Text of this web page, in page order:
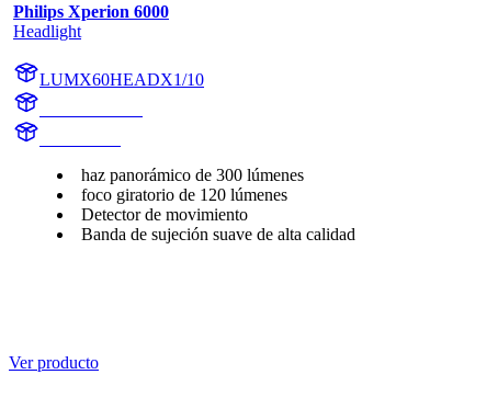
Philips Xperion 6000
Headlight
LUMX60HEADX1/10
haz panorámico de 300 lúmenes
foco giratorio de 120 lúmenes
Detector de movimiento
Banda de sujeción suave de alta calidad
Ver producto